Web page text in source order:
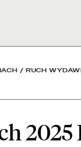
/ RUCH
2025